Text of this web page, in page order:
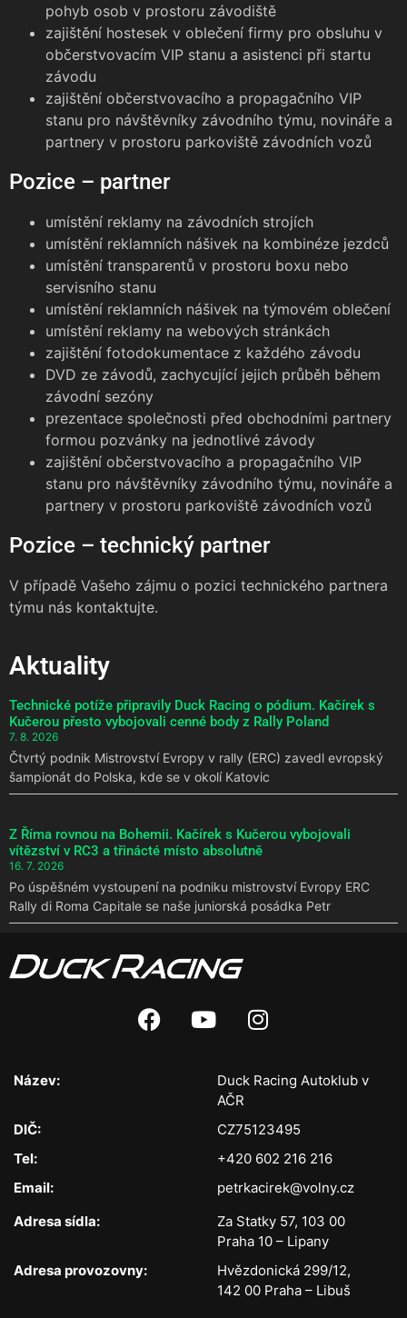
pohyb osob v prostoru závodiště
zajištění hostesek v oblečení firmy pro obsluhu v
občerstvovacím VIP stanu a asistenci při startu
závodu
zajištění občerstvovacího a propagačního VIP
stanu pro návštěvníky závodního týmu, novináře a
partnery v prostoru parkoviště závodních vozů
Pozice – partner
umístění reklamy na závodních strojích
umístění reklamních nášivek na kombinéze jezdců
umístění transparentů v prostoru boxu nebo
servisního stanu
umístění reklamních nášivek na týmovém oblečení
umístění reklamy na webových stránkách
zajištění fotodokumentace z každého závodu
DVD ze závodů, zachycující jejich průběh během
závodní sezóny
prezentace společnosti před obchodními partnery
formou pozvánky na jednotlivé závody
zajištění občerstvovacího a propagačního VIP
stanu pro návštěvníky závodního týmu, novináře a
partnery v prostoru parkoviště závodních vozů
Pozice – technický partner
V případě Vašeho zájmu o pozici technického partnera
týmu nás kontaktujte.
Aktuality
Technické potíže připravily Duck Racing o pódium. Kačírek s
Kučerou přesto vybojovali cenné body z Rally Poland
7. 8. 2026
Čtvrtý podnik Mistrovství Evropy v rally (ERC) zavedl evropský
šampionát do Polska, kde se v okolí Katovic
Z Říma rovnou na Bohemii. Kačírek s Kučerou vybojovali
vítězství v RC3 a třinácté místo absolutně
16. 7. 2026
Po úspěšném vystoupení na podniku mistrovství Evropy ERC
Rally di Roma Capitale se naše juniorská posádka Petr
Název:
Duck Racing Autoklub v
AČR
DIČ:
CZ75123495
Tel:
+420 602 216 216
Email:
petrkacirek@volny.cz
Adresa sídla:
Za Statky 57, 103 00
Praha 10 – Lipany
Adresa provozovny:
Hvězdonická 299/12,
142 00 Praha – Libuš